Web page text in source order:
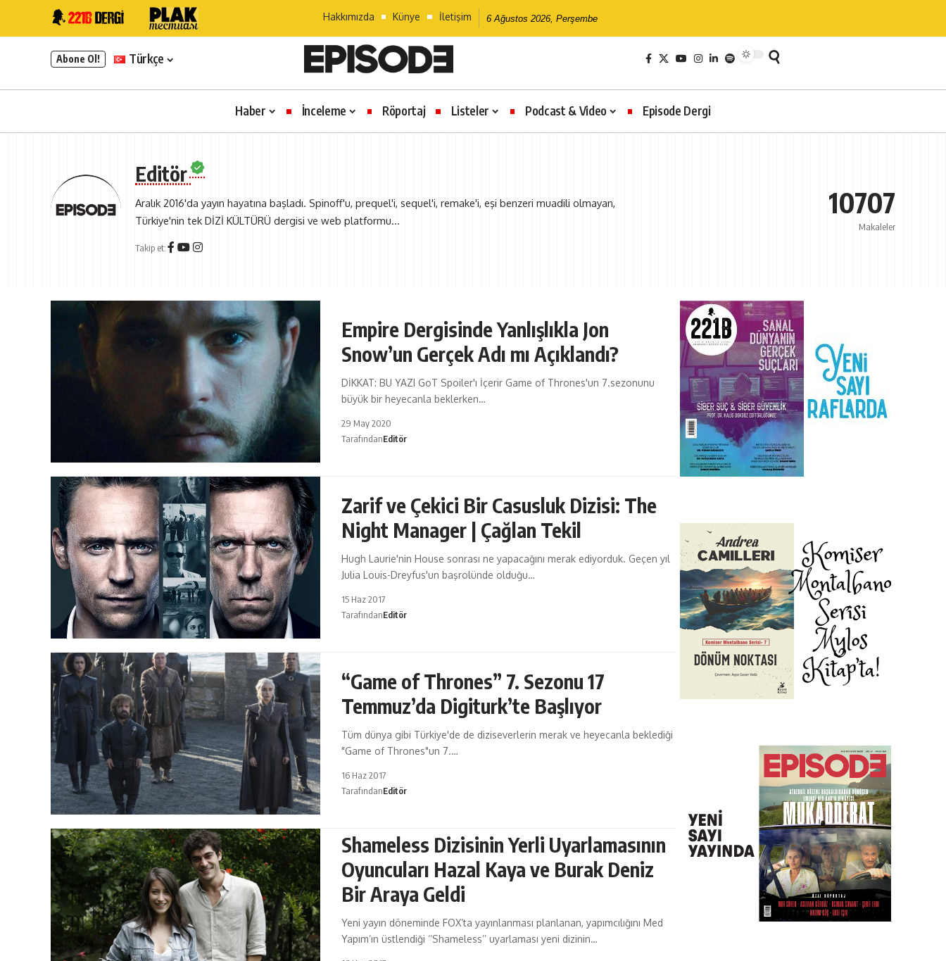
Hakkımızda Künye İletişim 6 Ağustos 2026, Perşembe
Abone Ol! Türkçe
Haber İnceleme Röportaj Listeler Podcast & Video Episode Dergi
Editör
Aralık 2016'da yayın hayatına başladı. Spinoff'u, prequel'i, sequel'i, remake'i, eşi benzeri muadili olmayan,
Türkiye'nin tek DİZİ KÜLTÜRÜ dergisi ve web platformu...
Takip et:
10707
Makaleler
Empire Dergisinde Yanlışlıkla Jon
Snow’un Gerçek Adı mı Açıklandı?
DİKKAT: BU YAZI GoT Spoiler'ı İçerir Game of Thrones'un 7.sezonunu
büyük bir heyecanla beklerken…
29 May 2020
TarafındanEditör
Zarif ve Çekici Bir Casusluk Dizisi: The
Night Manager | Çağlan Tekil
Hugh Laurie'nin House sonrası ne yapacağını merak ediyorduk. Geçen yıl
Julia Louis-Dreyfus'un başrolünde olduğu…
15 Haz 2017
TarafındanEditör
“Game of Thrones” 7. Sezonu 17
Temmuz’da Digiturk’te Başlıyor
Tüm dünya gibi Türkiye'de de diziseverlerin merak ve heyecanla beklediği
"Game of Thrones"un 7.…
16 Haz 2017
TarafındanEditör
Shameless Dizisinin Yerli Uyarlamasının
Oyuncuları Hazal Kaya ve Burak Deniz
Bir Araya Geldi
Yeni yayın döneminde FOX’ta yayınlanması planlanan, yapımcılığını Med
Yapım’ın üstlendiği ‘’Shameless’’ uyarlaması yeni dizinin…